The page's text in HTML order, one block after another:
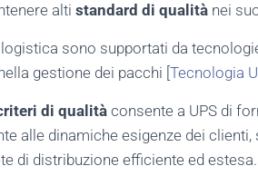
alti standard di qualità nei
sono supportati da
gestione dei pacchi [ Tecnologia
di qualità consente a UPS di
alle dinamiche esigenze dei
di distribuzione efficiente ed estesa.